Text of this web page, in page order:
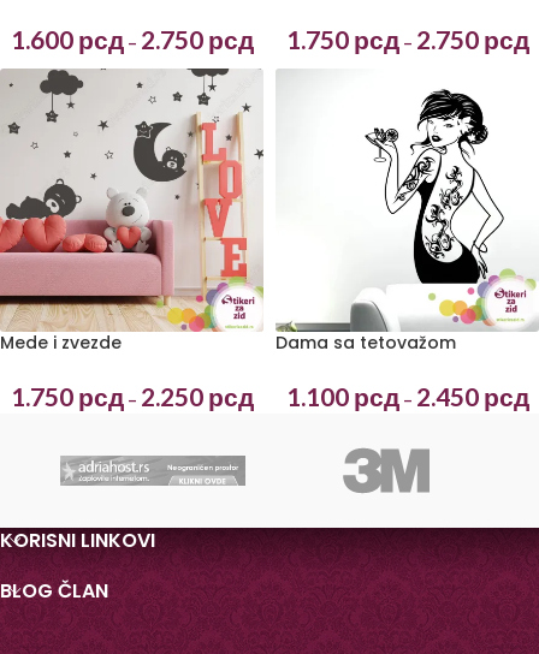
1.600 рсд – 2.750 рсд 1.750 рсд – 2.750 рсд
Mede i zvezde
1.750 рсд – 2.250 рсд
Dama sa tetovažom
1.100 рсд – 2.450 рсд
KORISNI LINKOVI
BLOG ČLAN